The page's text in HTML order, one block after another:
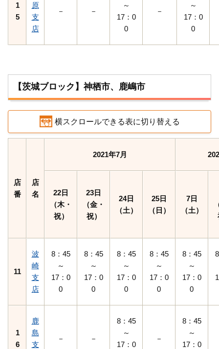
1
5
原
支
店
－ －
～
17：0
0
－
～
17：0
0
【茨城ブロック】神栖市、鹿嶋市
横スクロールできる表に切り替える
店
番
店
名
2021年7月
22日
（木・
祝）
23日
（金・
祝）
24日
（土）
25日
（日）
7日
（土）
11
波
崎
支
店
8：45
～
17：0
0
8：45
～
17：0
0
8：45
～
17：0
0
8：45
～
17：0
0
8：45
～
17：0
0
1
6
鹿
島
支
－ －
8：45
～
17：0
－
8：45
～
17：0